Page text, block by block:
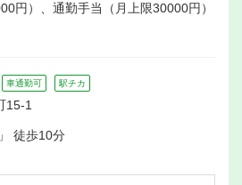
円）、通勤手当（月上限30000円）
車通勤可 駅チカ
15-1
徒歩10分